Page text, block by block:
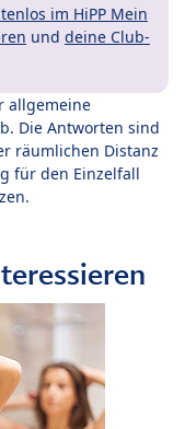
im HiPP Mein
und deine Club-
allgemeine
Die Antworten sind
räumlichen Distanz
für den Einzelfall